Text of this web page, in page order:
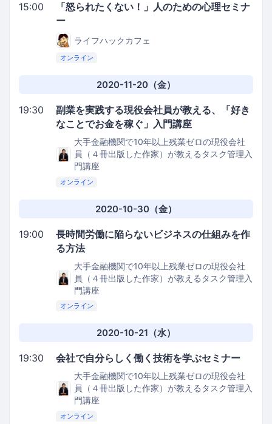
15:00
「怒られたくない！」人のための心理セミナ
ー
ライフハックカフェ
オンライン
2020-11-20（金）
19:30
副業を実践する現役会社員が教える、「好き
なことでお金を稼ぐ」入門講座
大手金融機関で10年以上残業ゼロの現役会社
員（４冊出版した作家）が教えるタスク管理入
門講座
オンライン
2020-10-30（金）
19:00
長時間労働に陥らないビジネスの仕組みを作
る方法
大手金融機関で10年以上残業ゼロの現役会社
員（４冊出版した作家）が教えるタスク管理入
門講座
オンライン
2020-10-21（水）
19:30 会社で自分らしく働く技術を学ぶセミナー
大手金融機関で10年以上残業ゼロの現役会社
員（４冊出版した作家）が教えるタスク管理入
門講座
オンライン